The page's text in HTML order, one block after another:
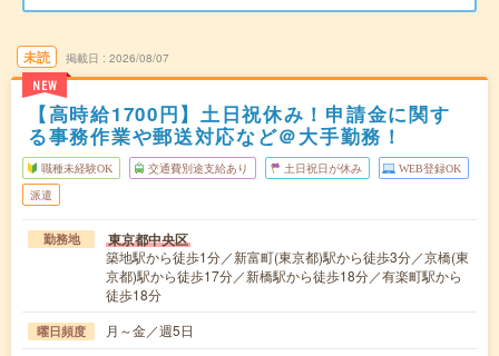
未読
NEW
掲載日 2026/08/07
【高時給1700円】土日祝休み！申請金に関す
る事務作業や郵送対応など＠大手勤務！
職種未経験OK 交通費別途支給あり 土日祝日が休み WEB登録OK
派遣
勤務地 東京都中央区
築地駅から徒歩1分／新富町(東京都)駅から徒歩3分／京橋(東
京都)駅から徒歩17分／新橋駅から徒歩18分／有楽町駅から
徒歩18分
曜日頻度 月～金／週5日